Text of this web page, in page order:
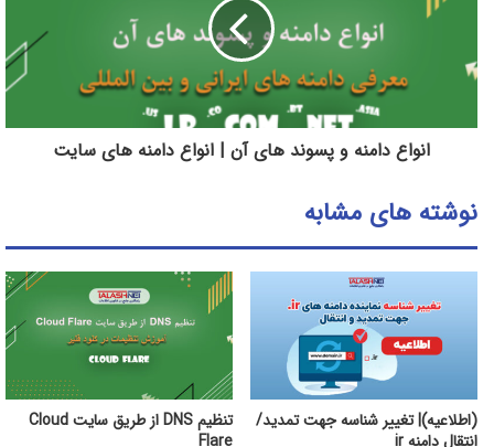
انواع دامنه و پسوند های آن | انواع دامنه های سایت
نوشته های مشابه
(اطلاعیه)| تغییر شناسه جهت تمدید/
انتقال دامنه ir
تنظیم DNS از طریق سایت Cloud
Flare